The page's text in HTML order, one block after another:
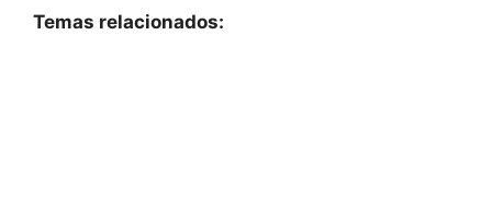
Temas relacionados: